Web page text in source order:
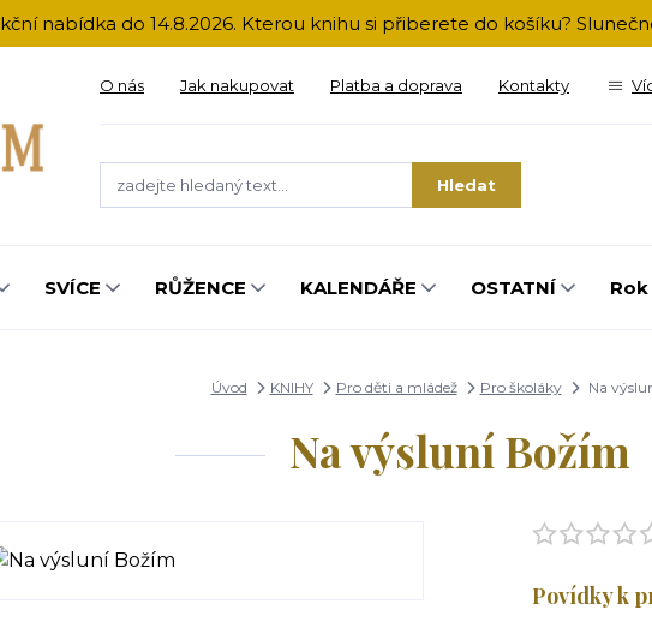
nabídka do 14.8.2026. Kterou knihu si přiberete do košíku?
O nás Jak nakupovat Platba a doprava Kontakty
Hledat
SVÍCE RŮŽENCE KALENDÁŘE OSTATNÍ
Úvod KNIHY Pro děti a mládež Pro školáky Na
Na výsluní Božím
Povídky k